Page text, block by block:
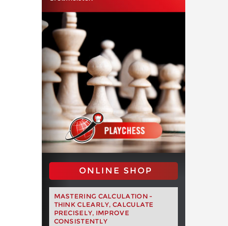
ONLINE SHOP
MASTERING CALCULATION -
THINK CLEARLY, CALCULATE
PRECISELY, IMPROVE
CONSISTENTLY